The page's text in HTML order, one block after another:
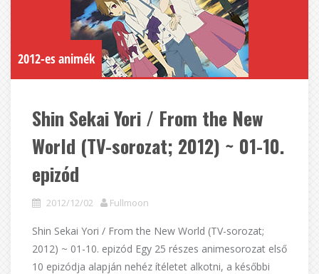
2012-es animék
Shin Sekai Yori / From the New
World (TV-sorozat; 2012) ~ 01-10.
epizód
2012/12/02 Fullmoon
Shin Sekai Yori / From the New World (TV-sorozat;
2012) ~ 01-10. epizód Egy 25 részes animesorozat első
10 epizódja alapján nehéz ítéletet alkotni, a későbbi